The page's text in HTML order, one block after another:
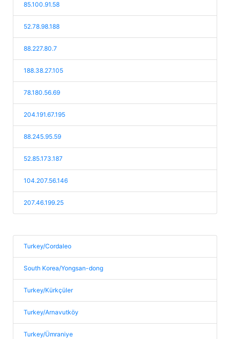
85.100.91.58
52.78.98.188
88.227.80.7
188.38.27.105
78.180.56.69
204.191.67.195
88.245.95.59
52.85.173.187
104.207.56.146
207.46.199.25
Turkey/Cordaleo
South Korea/Yongsan-dong
Turkey/Kürkçüler
Turkey/Arnavutköy
Turkey/Ümraniye